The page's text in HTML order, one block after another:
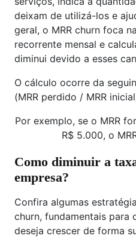
deixam de utilizá-los e
geral, o MRR churn foca
recorrente mensal e
diminui devido a esses
O cálculo ocorre da
(MRR perdido / MRR
Por exemplo, se o MRR
R$ 5.000, o
Como diminuir a
empresa?
Confira algumas
churn, fundamentais para
deseja crescer de forma